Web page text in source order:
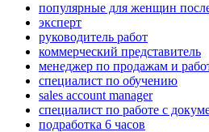
популярные для женщин
эксперт
руководитель работ
коммерческий представитель
менеджер по продажам и
специалист по обучению
sales account manager
специалист по работе с
подработка 6 часов